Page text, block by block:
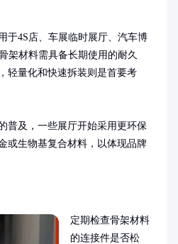
于4S店、车展临时展厅、汽车博
架材料需具备长期使用的耐久
轻量化和快速拆装则是首要考
普及，一些展厅开始采用更环保
或生物基复合材料，以体现品牌
定期检查骨架材料
的连接件是否松